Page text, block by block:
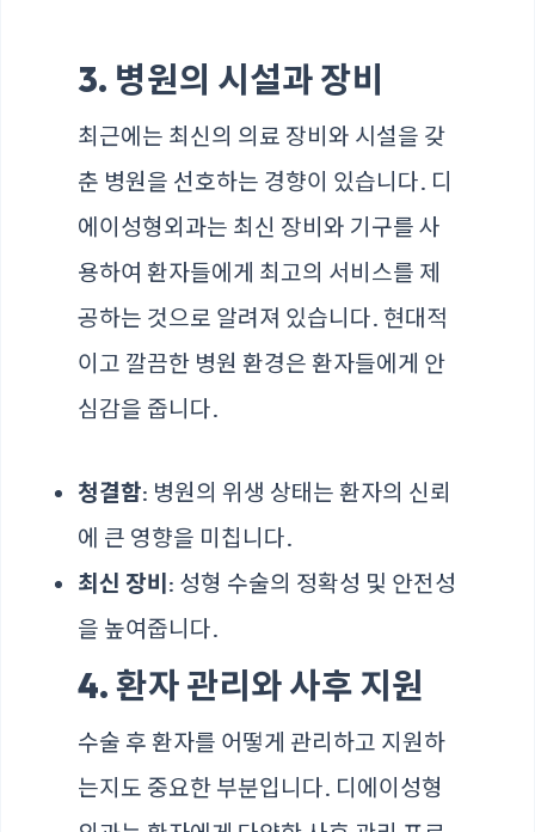
3. 병원의 시설과 장비
최근에는 최신의 의료 장비와 시설을 갖
춘 병원을 선호하는 경향이 있습니다. 디
에이성형외과는 최신 장비와 기구를 사
용하여 환자들에게 최고의 서비스를 제
공하는 것으로 알려져 있습니다. 현대적
이고 깔끔한 병원 환경은 환자들에게 안
심감을 줍니다.
청결함: 병원의 위생 상태는 환자의 신뢰
에 큰 영향을 미칩니다.
최신 장비 : 성형 수술의 정확성 및 안전성
을 높여줍니다.
4. 환자 관리와 사후 지원
수술 후 환자를 어떻게 관리하고 지원하
는지도 중요한 부분입니다. 디에이성형